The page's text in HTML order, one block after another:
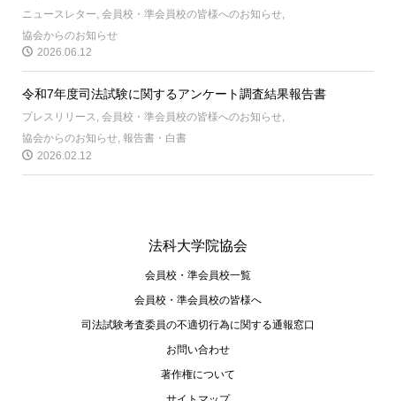
ニュースレター, 会員校・準会員校の皆様へのお知らせ,
協会からのお知らせ
2026.06.12
令和7年度司法試験に関するアンケート調査結果報告書
プレスリリース, 会員校・準会員校の皆様へのお知らせ,
協会からのお知らせ 報告書・白書
2026.02.12
法科大学院協会
会員校・準会員校一覧
会員校・準会員校の皆様へ
司法試験考査委員の不適切⾏為に関する通報窓⼝
お問い合わせ
著作権について